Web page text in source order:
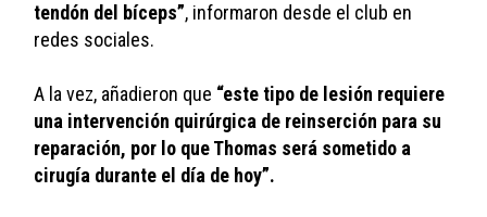
tendón del bíceps”, informaron desde el club en
redes sociales.
A la vez, añadieron que “este tipo de lesión requiere
una intervención quirúrgica de reinserción para su
reparación, por lo que Thomas será sometido a
cirugía durante el día de hoy”.